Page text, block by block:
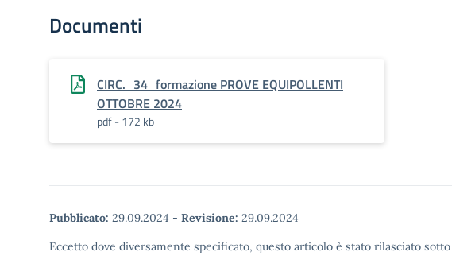
Documenti
CIRC._34_formazione PROVE EQUIPOLLENTI
OTTOBRE 2024
pdf - 172 kb
Pubblicato: 29.09.2024 - Revisione: 29.09.2024
Eccetto dove diversamente specificato, questo articolo è stato rilasciato